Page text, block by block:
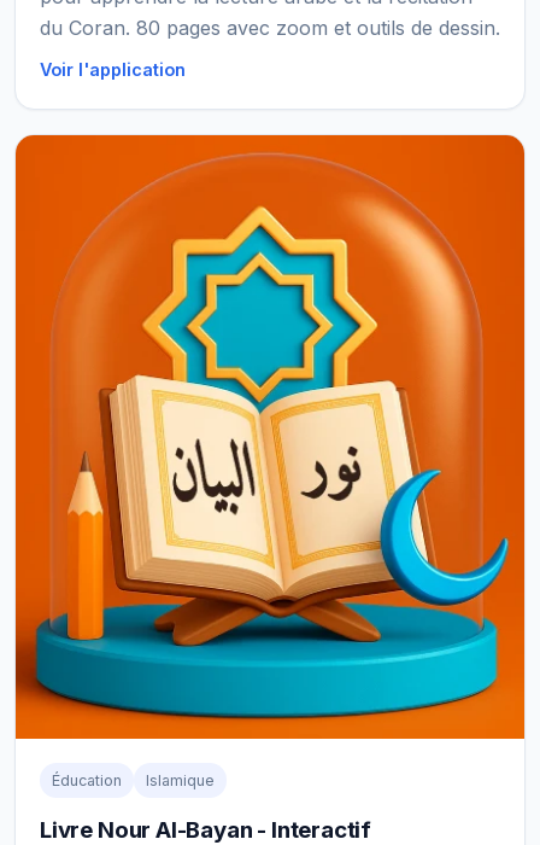
du Coran. 80 pages avec zoom et outils de dessin.
Voir l'application
Éducation Islamique
Livre Nour Al-Bayan - Interactif